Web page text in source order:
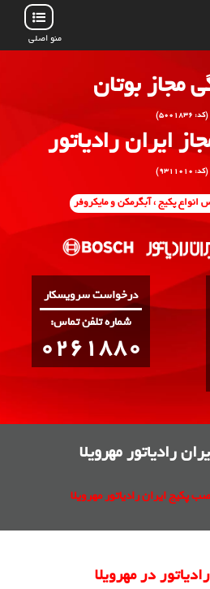
منو اصلی
مجاز بوتان
(کد: ۵۰۰۱۸۳۶)
ایران رادیاتور
(کد: ۹۳۱۱۰۱۰)
پکیج ، آبگرمکن و مایکروفر
درخواست سرویسکار
:شماره تلفن تماس
0261880
رادیاتور مهرویلا
پکیج ایران رادیاتور مهرویلا
در مهرویلا